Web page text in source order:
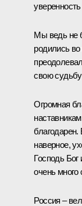
Мы ведь не
родились
свою
Огромная
наверное,
Господь
очень
Россия –